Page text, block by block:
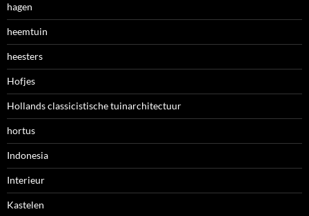
hagen
heemtuin
heesters
Hofjes
Hollands classicistische tuinarchitectuur
hortus
Indonesia
Interieur
Kastelen